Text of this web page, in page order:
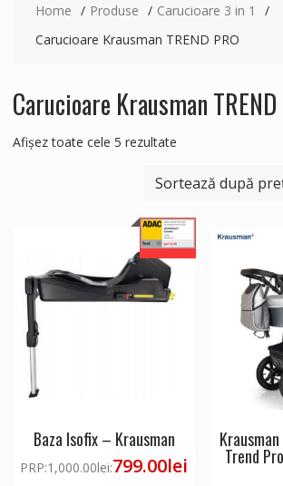
Home Produse
Carucioare 3 in 1
Carucioare Krausman TREND PRO
Carucioare Krausman TREND
Afișez toate cele 5 rezultateSortat
preț:
la
mic
la
Baza Isofix – Krausman
PRP:1,000.00lei:799.00lei Trend